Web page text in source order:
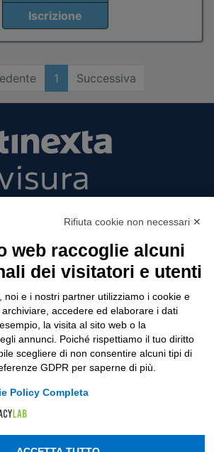
Iscrizione
1 Successiva
1/b, 00196 Roma, Italia
con Socio Unico
alla direzione e coordinamento
di Tinexta SpA
REA n. 877679
UTILITÀ
Recupero Password
attestato di presenza
AND TERMS
Informativa cookie
Rifiuta cookie non necessari ✕
web raccoglie alcuni
dei visitatori e utenti
noi e i nostri partner utilizziamo i cookie e
accedere ed elaborare i dati
la visita al sito web o la
annunci. Poiché rispettiamo il tuo diritto
scegliere di non consentire alcuni tipi di
GDPR per saperne di più.
Policy Completa